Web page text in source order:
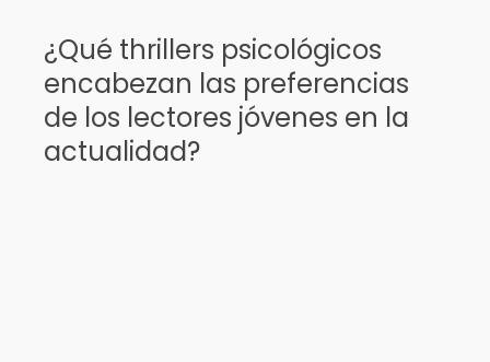
¿Qué thrillers psicológicos
encabezan las preferencias
de los lectores jóvenes en la
actualidad?